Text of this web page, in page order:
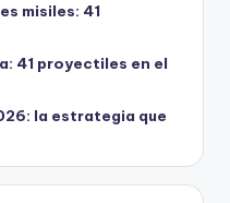
misiles: 41
41 proyectiles en el
la estrategia que